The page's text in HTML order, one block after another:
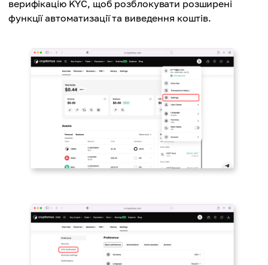
верифікацію KYC, щоб розблокувати розширені
функції автоматизації та виведення коштів.